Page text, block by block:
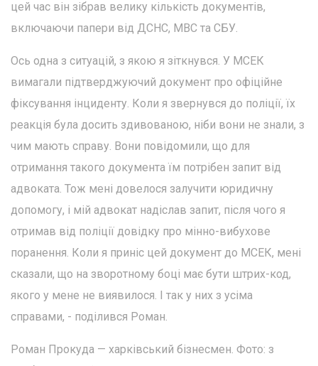
цей час він зібрав велику кількість документів,
включаючи папери від ДСНС, МВС та СБУ.
Ось одна з ситуацій, з якою я зіткнувся. У МСЕК
вимагали підтверджуючий документ про офіційне
фіксування інциденту. Коли я звернувся до поліції, їх
реакція була досить здивованою, ніби вони не знали, з
чим мають справу. Вони повідомили, що для
отримання такого документа їм потрібен запит від
адвоката. Тож мені довелося залучити юридичну
допомогу, і мій адвокат надіслав запит, після чого я
отримав від поліції довідку про мінно-вибухове
поранення. Коли я приніс цей документ до МСЕК, мені
сказали, що на зворотному боці має бути штрих-код,
якого у мене не виявилося. І так у них з усіма
справами, - поділився Роман.
Роман Прокуда — харківський бізнесмен. Фото: з